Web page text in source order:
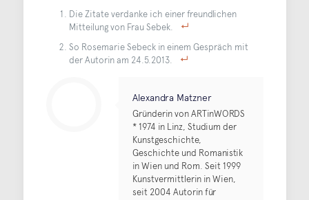
Die Zitate verdanke ich einer freundlichen
Mitteilung von Frau Sebek.
So Rosemarie Sebeck in einem Gespräch mit
der Autorin am 24.5.2013.
Alexandra Matzner
Gründerin von ARTinWORDS
* 1974 in Linz, Studium der
Kunstgeschichte,
Geschichte und Romanistik
in Wien und Rom. Seit 1999
Kunstvermittlerin in Wien,
seit 2004 Autorin für